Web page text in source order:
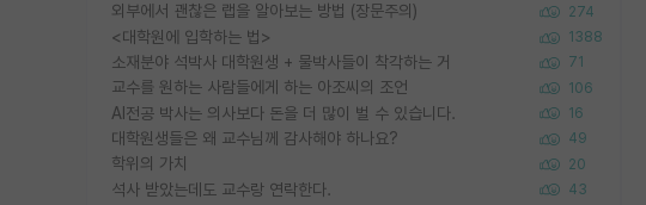
외부에서 괜찮은 랩을 알아보는 방법 (장문주의) 274
<대학원에 입학하는 법> 1388
소재분야 석박사 대학원생 + 물박사들이 착각하는 거 71
교수를 원하는 사람들에게 하는 아조씨의 조언 106
AI전공 박사는 의사보다 돈을 더 많이 벌 수 있습니다. 16
대학원생들은 왜 교수님께 감사해야 하나요? 49
학위의 가치 20
석사 받았는데도 교수랑 연락한다. 43